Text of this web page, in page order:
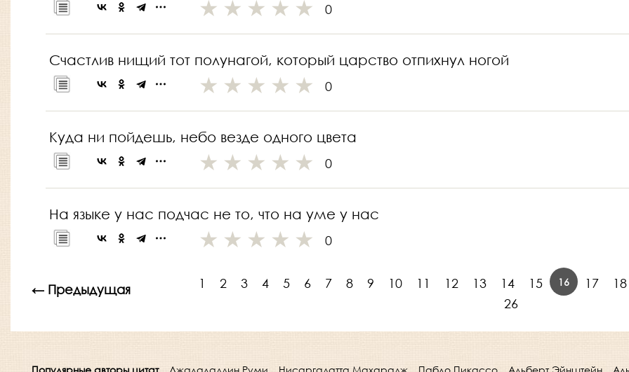
0
Счастлив нищий тот полунагой, который царство отпихнул ногой
0
Куда ни пойдешь, небо везде одного цвета
0
На языке у нас подчас не то, что на уме у нас
0
← Предыдущая 1 2 3 4 5 6 7 8 9 10 11 12 13 14 15 16 17 18
26